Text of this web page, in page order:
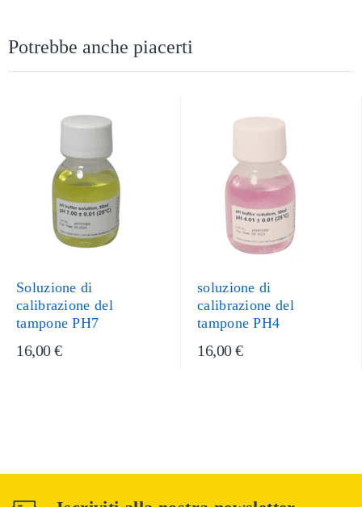
Potrebbe anche piacerti
Soluzione di
calibrazione del
tampone PH7
16,00 €
soluzione di
calibrazione del
tampone PH4
16,00 €